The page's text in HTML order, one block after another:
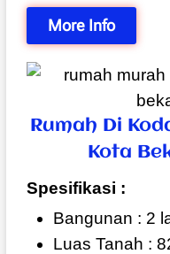
More Info
Rumah Di
Kota
Spesifikasi :
Bangunan : 2
Luas Tanah :